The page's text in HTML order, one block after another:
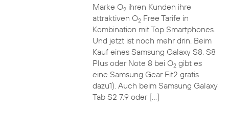
Marke O2ihren Kunden ihre
attraktiven O2Free Tarife in
Kombination mit Top Smartphones.
Und jetzt ist noch mehr drin. Beim
Kauf eines Samsung Galaxy S8, S8
Plus oder Note 8 bei O2gibt es
eine Samsung Gear Fit2 gratis
dazu1). Auch beim Samsung Galaxy
Tab S2 7.9 oder […]